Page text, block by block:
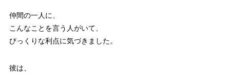
仲間の一人に、
こんなことを言う人がいて、
びっくりな利点に気づきました。
彼は、